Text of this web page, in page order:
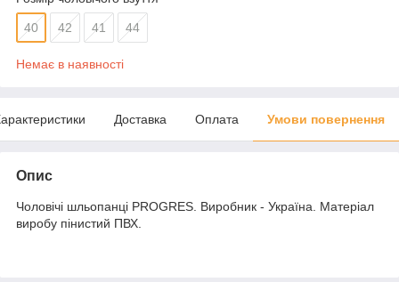
40 42 41 44
Немає в наявності
Доставка Оплата Умови повернення
Опис
Чоловічі шльопанці PROGRES. Виробник - Україна. Матеріал
виробу пінистий ПВХ.